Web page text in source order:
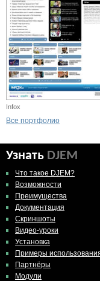
Infox
Все портфолио
Узнать DJEM
Что такое DJEM?
Возможности
Преимущества
Документация
Скриншоты
Видео-уроки
Установка
Примеры
Партнёры
Модули